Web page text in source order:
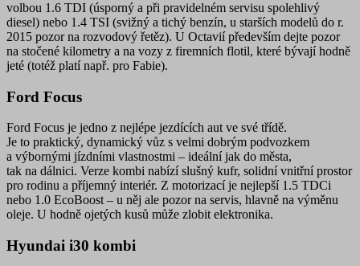
volbou 1.6 TDI (úsporný a při pravidelném servisu spolehlivý
diesel) nebo 1.4 TSI (svižný a tichý benzín, u starších modelů do r.
2015 pozor na rozvodový řetěz). U Octavií především dejte pozor
na stočené kilometry a na vozy z firemních flotil, které bývají hodně
jeté (totéž platí např. pro Fabie).
Ford Focus
Ford Focus je jedno z nejlépe jezdících aut ve své třídě.
Je to praktický, dynamický vůz s velmi dobrým podvozkem
a výbornými jízdními vlastnostmi – ideální jak do města,
tak na dálnici. Verze kombi nabízí slušný kufr, solidní vnitřní prostor
pro rodinu a příjemný interiér. Z motorizací je nejlepší 1.5 TDCi
nebo 1.0 EcoBoost – u něj ale pozor na servis, hlavně na výměnu
oleje. U hodně ojetých kusů může zlobit elektronika.
Hyundai i30 kombi